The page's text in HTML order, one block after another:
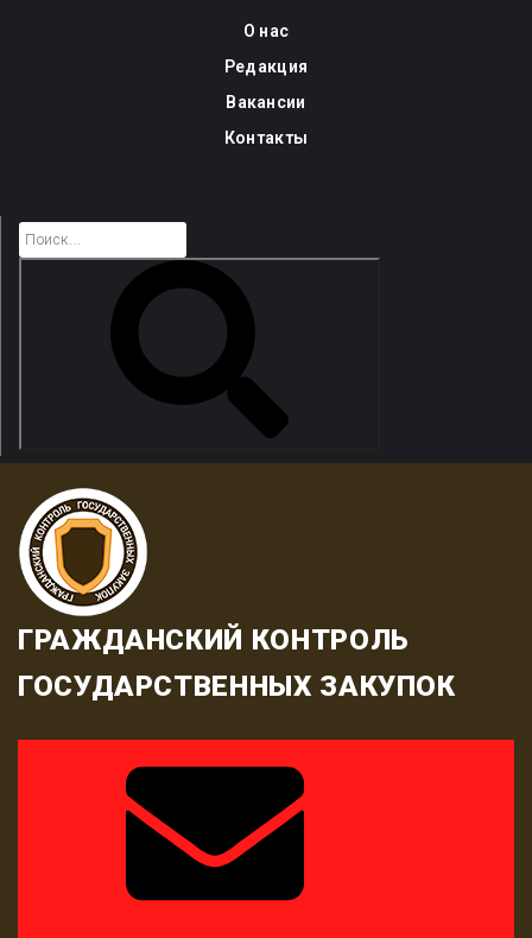
О нас
Редакция
Вакансии
Контакты
ГРАЖДАНСКИЙ КОНТРОЛЬ
ГОСУДАРСТВЕННЫХ ЗАКУПОК